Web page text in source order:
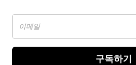
구독하기